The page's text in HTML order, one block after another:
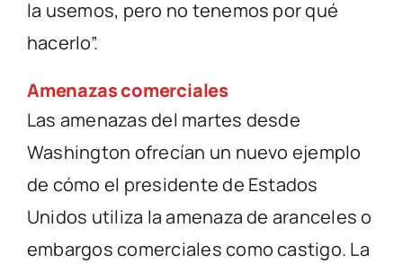
la usemos, pero no tenemos por qué
hacerlo”.
Amenazas comerciales
Las amenazas del martes desde
Washington ofrecían un nuevo ejemplo
de cómo el presidente de Estados
Unidos utiliza la amenaza de aranceles o
embargos comerciales como castigo. La